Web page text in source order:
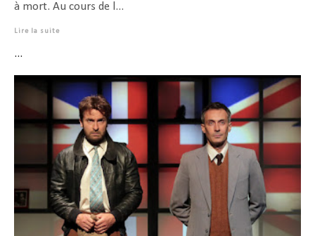
à mort. Au cours de l...
Lire la suite
...